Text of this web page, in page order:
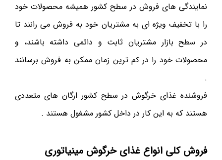
نمایندگی های فروش در سطح کشور همیشه محصولات خود
را با تخفیف ویژه ای به مشتریان خود به فروش می رانند تا
در سطح بازار مشتریان ثابت و دائمی داشته باشند، و
محصولات خود را در کم ترین زمان ممکن به فروش برسانند
.
فروشنده غذای خرگوش در سطح کشور ارگان های متعددی
هستند که به این کار در داخل کشور مشغول هستند .
فروش کلی انواع غذای خرگوش مینیاتوری